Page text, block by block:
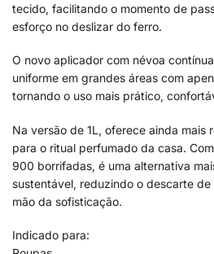
tecido, facilitando o momento de
esforço no deslizar do ferro.
O novo aplicador com névoa
uniforme em grandes áreas com
tornando o uso mais prático,
Na versão de 1L, oferece ainda mais
para o ritual perfumado da casa.
900 borrifadas, é uma alternativa
sustentável, reduzindo o descarte
mão da sofisticação.
Indicado para: